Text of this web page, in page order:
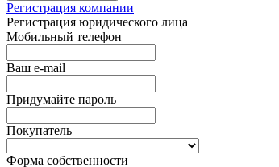
Регистрация компании
Регистрация юридического лица
Мобильный телефон
Ваш e-mail
Придумайте пароль
Покупатель
Форма собственности